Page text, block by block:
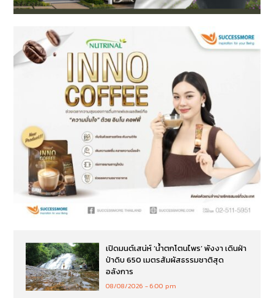
เปิดมนต์เสน่ห์ ‘น้ำตกโตนไพร’ พังงา เดินฝ่า
ป่าดิบ 650 เมตรสัมผัสธรรมชาติสุด
อลังการ
08/08/2026 6:00 pm